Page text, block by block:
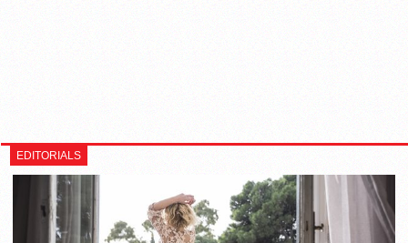
EDITORIALS